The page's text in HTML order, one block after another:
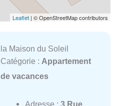
Leaflet | © OpenStreetMap contributors
la Maison du Soleil
Catégorie : Appartement
de vacances